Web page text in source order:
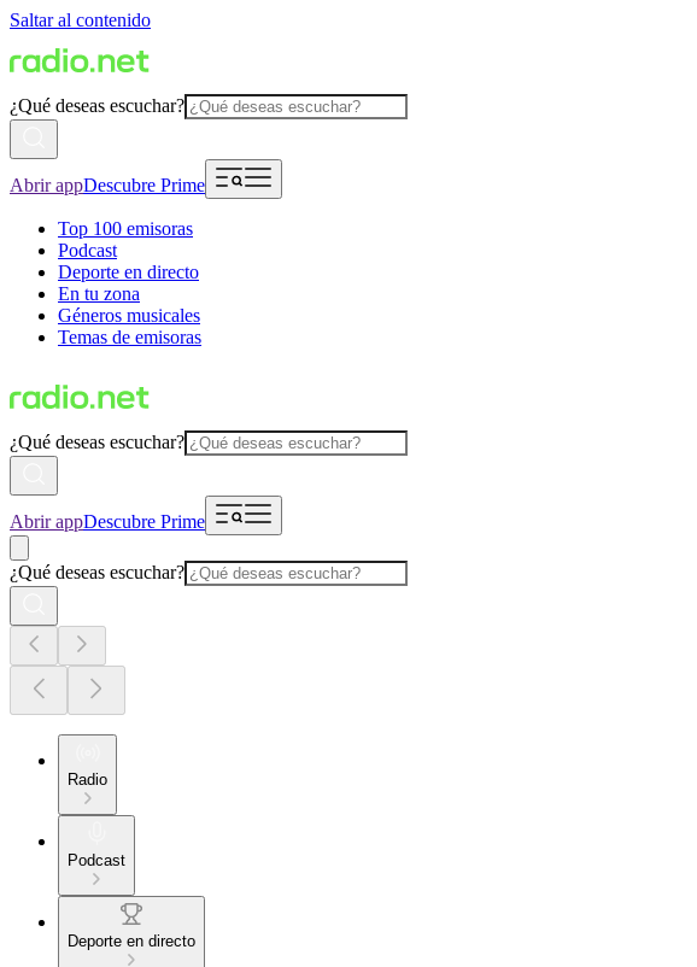
Saltar al contenido
¿Qué deseas escuchar?
Abrir appDescubre Prime
Top 100 emisoras
Podcast
Deporte en directo
En tu zona
Géneros musicales
Temas de emisoras
¿Qué deseas escuchar?
Abrir appDescubre Prime
¿Qué deseas escuchar?
Radio
Podcast
Deporte en directo